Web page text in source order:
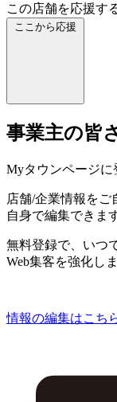
この店舗を応援す
ここから応援
事業主の皆
Myタウンページに
店舗/企業情報をご
自身で編集できま
無料登録で、いつ
Web集客を強化し
情報の編集はこち